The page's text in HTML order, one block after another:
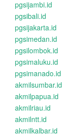
pgsijambi.id
pgsibali.id
pgsijakarta.id
pgsimedan.id
pgsilombok.id
pgsimaluku.id
pgsimanado.id
akmilsumbar.id
akmilpapua.id
akmilriau.id
akmilntt.id
akmilkalbar.id